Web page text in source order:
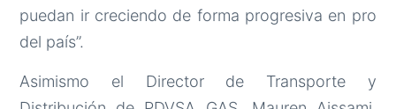
puedan ir creciendo de forma progresiva en pro
del país”.
Asimismo el Director de Transporte y